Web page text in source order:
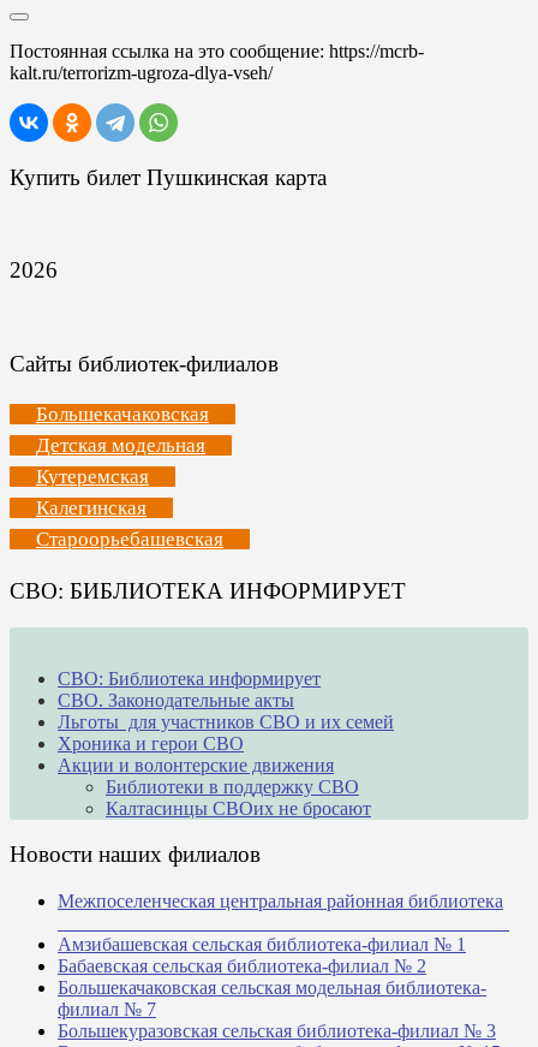
Постоянная ссылка на это сообщение: https://mcrb-
kalt.ru/terrorizm-ugroza-dlya-vseh/
Купить билет Пушкинская карта
2026
Сайты библиотек-филиалов
Большекачаковская
Детская модельная
Кутеремская
Калегинская
Староорьебашевская
СВО: БИБЛИОТЕКА ИНФОРМИРУЕТ
СВО: Библиотека информирует
СВО. Законодательные акты
Льготы для участников СВО и их семей
Хроника и герои СВО
Акции и волонтерские движения
Библиотеки в поддержку СВО
Калтасинцы СВОих не бросают
Новости наших филиалов
Межпоселенческая центральная районная библиотека
Амзибашевская сельская библиотека-филиал № 1
Бабаевская сельская библиотека-филиал № 2
Большекачаковская сельская модельная библиотека-
филиал № 7
Большекуразовская сельская библиотека-филиал № 3